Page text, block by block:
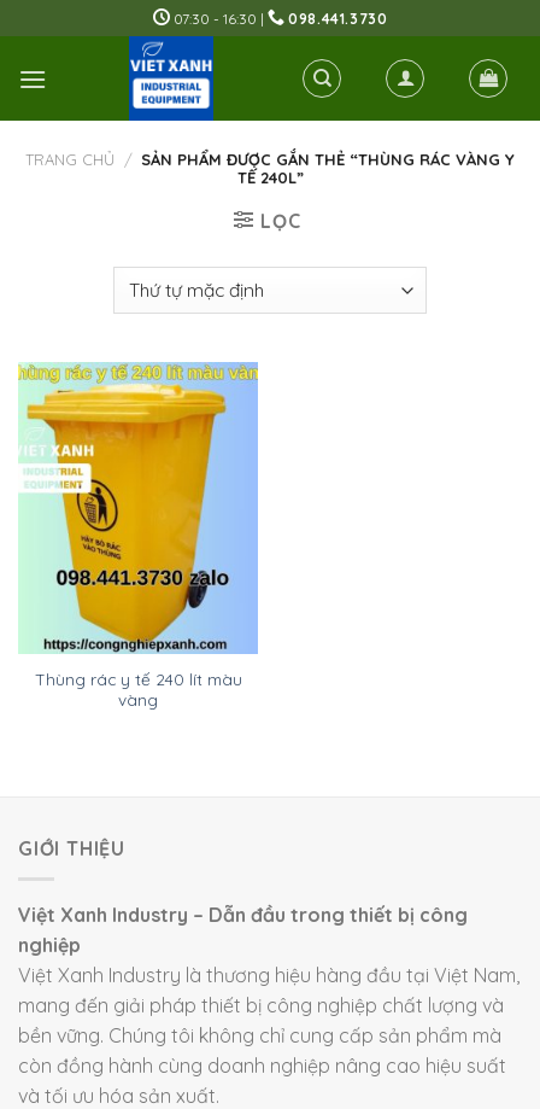
to
content
07:30 - 16:30 | 098.441.3730
TRANG CHỦ / SẢN PHẨM ĐƯỢC GẮN THẺ “THÙNG RÁC VÀNG Y
TẾ 240L”
LỌC
Thùng rác y tế 240 lít màu
vàng
GIỚI THIỆU
Việt Xanh Industry – Dẫn đầu trong thiết bị công
nghiệp
Việt Xanh Industry là thương hiệu hàng đầu tại Việt Nam,
mang đến giải pháp thiết bị công nghiệp chất lượng và
bền vững. Chúng tôi không chỉ cung cấp sản phẩm mà
còn đồng hành cùng doanh nghiệp nâng cao hiệu suất
và tối ưu hóa sản xuất.